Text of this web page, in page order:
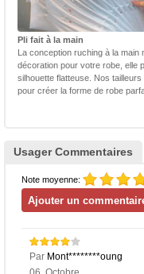
Pli fait à la main
La conception ruching à la
décoration pour votre robe, elle
silhouette flatteuse. Nos
pour créer la forme de robe
Usager Commentaires
Note moyenne:
Par Mont********oung